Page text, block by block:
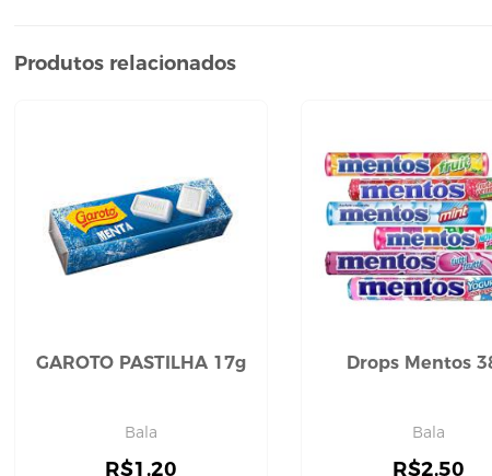
Produtos relacionados
GAROTO PASTILHA 17g
Bala
R$1,20
Drops Mentos
Bala
R$2,50